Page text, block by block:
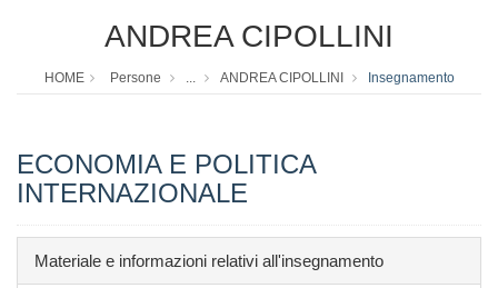
ANDREA CIPOLLINI
HOME Persone ... ANDREA CIPOLLINI Insegnamento
ECONOMIA E POLITICA
INTERNAZIONALE
Materiale e informazioni relativi all'insegnamento